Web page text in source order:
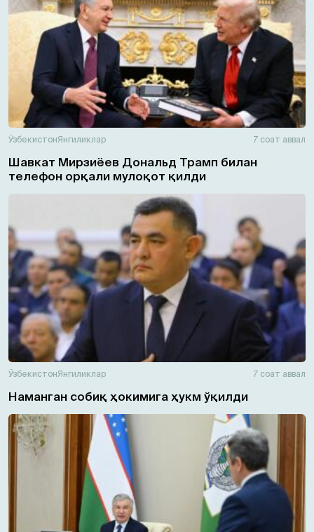
ЎзбекистонЯнгиликлар 7 соат аввал
Шавкат Мирзиёев Дональд Трамп билан
телефон орқали мулоқот қилди
ЎзбекистонЯнгиликлар 7 соат аввал
Наманган собиқ ҳокимига ҳукм ўқилди